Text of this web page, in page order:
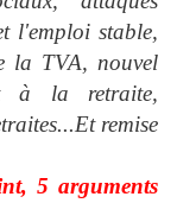
l'emploi stable,
la TVA, nouvel
à la retraite,
remise
5 arguments